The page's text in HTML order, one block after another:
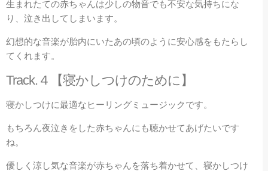
生まれたての赤ちゃんは少しの物音でも不安な気持ちにな
り、泣き出してしまいます。
幻想的な音楽が胎内にいたあの頃のように安心感をもたらし
てくれます。
Track.４【寝かしつけのために】
寝かしつけに最適なヒーリングミュージックです。
もちろん夜泣きをした赤ちゃんにも聴かせてあげたいです
ね。
優しく涼し気な音楽が赤ちゃんを落ち着かせて、寝かしつけ